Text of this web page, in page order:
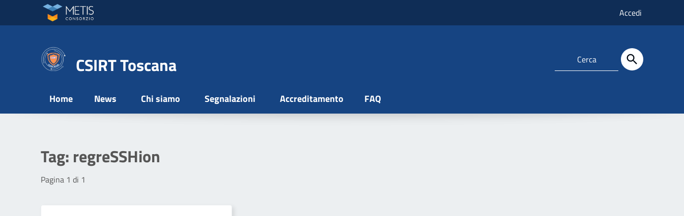
Vai ai contenuti
Vai al menu di navigazione
Accedi
CSIRT Toscana
Home News Chi siamo Segnalazioni Accreditamento FAQ
Tag: regreSSHion
Pagina 1 di 1